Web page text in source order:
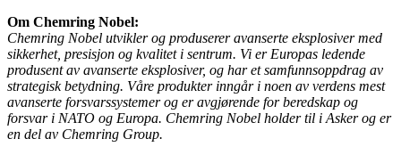
Om Chemring Nobel:
Chemring Nobel utvikler og produserer avanserte eksplosiver med
sikkerhet, presisjon og kvalitet i sentrum. Vi er Europas ledende
produsent av avanserte eksplosiver, og har et samfunnsoppdrag av
strategisk betydning. Våre produkter inngår i noen av verdens mest
avanserte forsvarssystemer og er avgjørende for beredskap og
forsvar i NATO og Europa. Chemring Nobel holder til i Asker og er
en del av Chemring Group.